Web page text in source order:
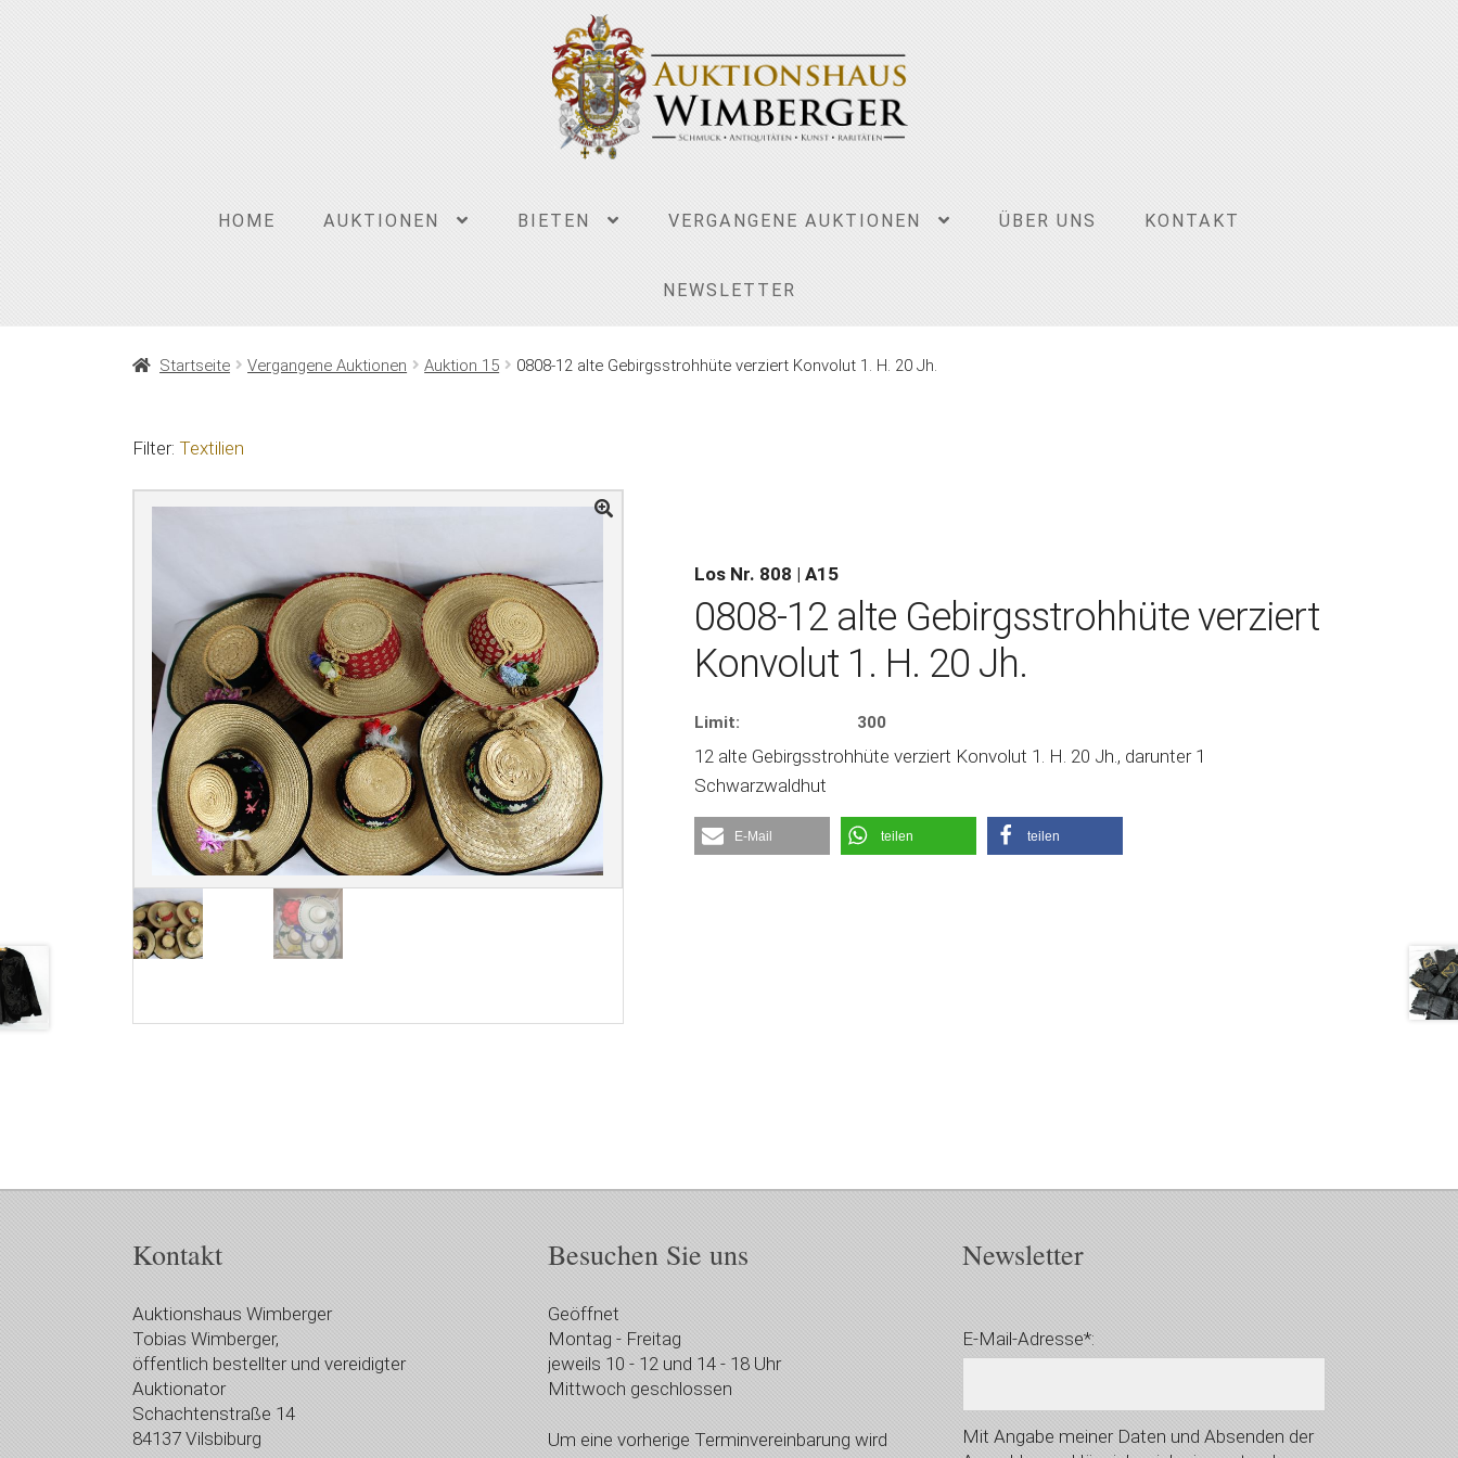
HOME AUKTIONEN BIETEN VERGANGENE AUKTIONEN ÜBER UNS KONTAKT
NEWSLETTER
Startseite Vergangene Auktionen Auktion 15 0808-12 alte Gebirgsstrohhüte verziert Konvolut 1. H. 20 Jh.
Filter: Textilien
Los Nr. 808 | A15
0808-12 alte Gebirgsstrohhüte verziert
Konvolut 1. H. 20 Jh.
Limit: 300
12 alte Gebirgsstrohhüte verziert Konvolut 1. H. 20 Jh., darunter 1
Schwarzwaldhut
E-Mail teilen teilen
Kontakt
Auktionshaus Wimberger
Tobias Wimberger,
öffentlich bestellter und vereidigter
Auktionator
Schachtenstraße 14
84137 Vilsbiburg
Besuchen Sie uns
Geöffnet
Montag - Freitag
jeweils 10 - 12 und 14 - 18 Uhr
Mittwoch geschlossen
Um eine vorherige Terminvereinbarung wird
Newsletter
E-Mail-Adresse*:
Mit Angabe meiner Daten und Absenden der